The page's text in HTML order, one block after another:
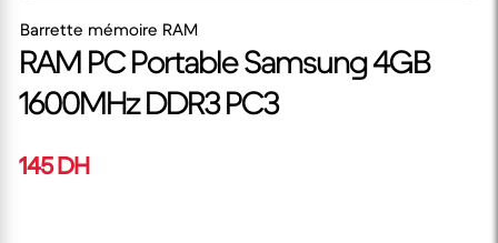
Barrette mémoire RAM
RAM PC Portable Samsung 4GB
1600MHz DDR3 PC3
145 DH